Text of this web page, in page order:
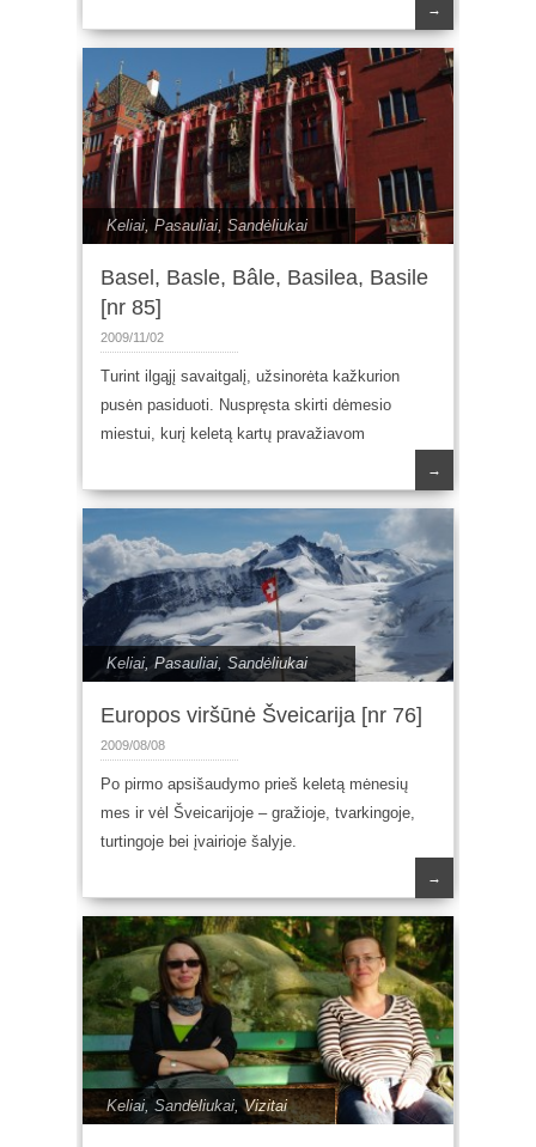
→
Keliai Pasauliai Sandėliukai
Basel, Basle, Bâle, Basilea, Basile
[nr 85]
2009/11/02
Turint ilgąjį savaitgalį, užsinorėta kažkurion
pusėn pasiduoti. Nuspręsta skirti dėmesio
miestui, kurį keletą kartų pravažiavom
→
Keliai,Pasauliai, Sandėliukai
Europos viršūnė Šveicarija [nr 76]
2009/08/08
Po pirmo apsišaudymo prieš keletą mėnesių
mes ir vėl Šveicarijoje – gražioje, tvarkingoje,
turtingoje bei įvairioje šalyje.
→
Keliai Sandėliukai,Vizitai